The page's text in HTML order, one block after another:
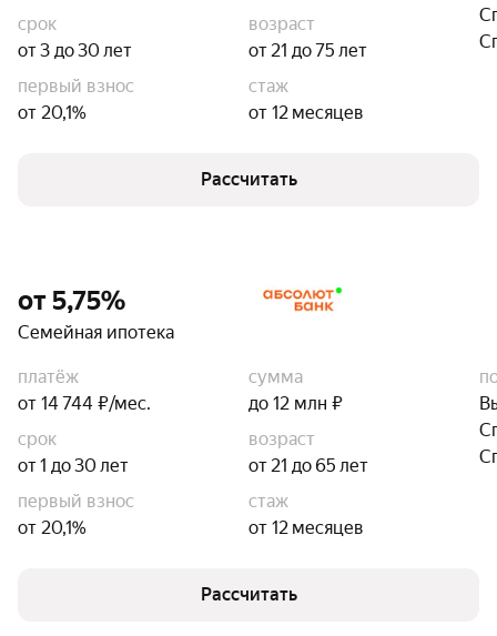
срок
от 3 до 30 лет
возраст
от 21 до 75 лет
первый взнос
от 20,1%
стаж
от 12 месяцев
Рассчитать
от 5,75%
Семейная ипотека
платёж
от 14 744 ₽/мес.
сумма
до 12 млн ₽
срок
от 1 до 30 лет
возраст
от 21 до 65 лет
первый взнос
от 20,1%
стаж
от 12 месяцев
Рассчитать